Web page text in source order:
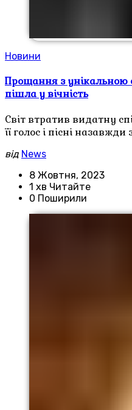
Новини
Прощання з унікальною
пішла у вічність
Світ втратив видатну
її голос і пісні
від News
8 Жовтня, 2023
1 хв Читайте
0 Поширили